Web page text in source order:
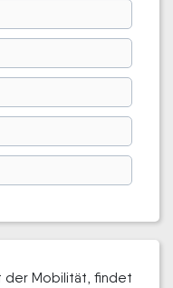
der Mobilität, findet